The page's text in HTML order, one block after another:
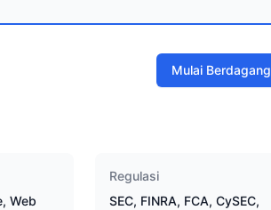
Mulai Berdagang
Web
Regulasi
SEC, FINRA, FCA, CySEC,